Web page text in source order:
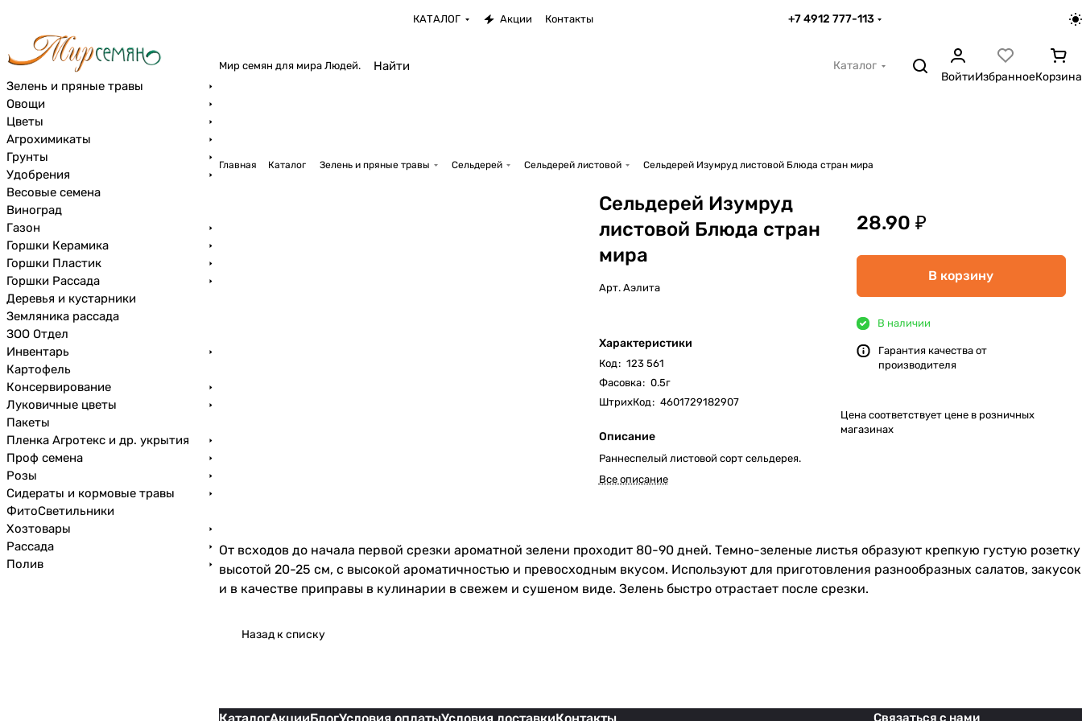
КАТАЛОГ Акции Контакты +7 4912 777-113
Мир семян для мира Людей.
Каталог
ВойтиИзбранноеКорзина
Главная Каталог Зелень и пряные травы Сельдерей Сельдерей листовой Сельдерей Изумруд листовой Блюда стран мира
Сельдерей Изумруд
листовой Блюда стран
мира
Арт. Аэлита
Характеристики
Код: 123 561
Фасовка: 0.5г
ШтрихКод: 4601729182907
Описание
Раннеспелый листовой сорт сельдерея.
Все описание
28.90 ₽
В корзину
В наличии
Гарантия качества от
производителя
Цена соответствует цене в розничных
магазинах
От всходов до начала первой срезки ароматной зелени проходит 80-90 дней. Темно-зеленые листья образуют крепкую густую розетку
высотой 20-25 см, с высокой ароматичностью и превосходным вкусом. Используют для приготовления разнообразных салатов, закусок
и в качестве приправы в кулинарии в свежем и сушеном виде. Зелень быстро отрастает после срезки.
Назад к списку
Связаться с нами
Зелень и пряные травы
Овощи
Цветы
Агрохимикаты
Грунты
Удобрения
Весовые семена
Виноград
Газон
Горшки Керамика
Горшки Пластик
Горшки Рассада
Деревья и кустарники
Земляника рассада
ЗОО Отдел
Инвентарь
Картофель
Консервирование
Луковичные цветы
Пакеты
Пленка Агротекс и др. укрытия
Проф семена
Розы
Сидераты и кормовые травы
ФитоСветильники
Хозтовары
Рассада
Полив